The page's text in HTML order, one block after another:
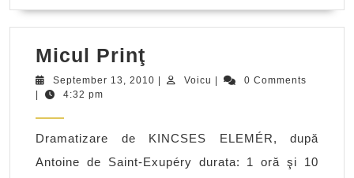
Micul Prinţ
Prinţ
September 13, 2010 September
Voicu Voicu
0 Comments
4:32 pm
Dramatizare de KINCSES ELEMÉR, după
Antoine de Saint-Exupéry durata: 1 oră şi 10